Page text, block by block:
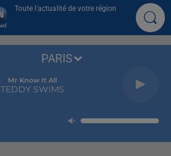
Toute l'actualité de votre région
Mr Know It All
TEDDY SWIMS
PARIS